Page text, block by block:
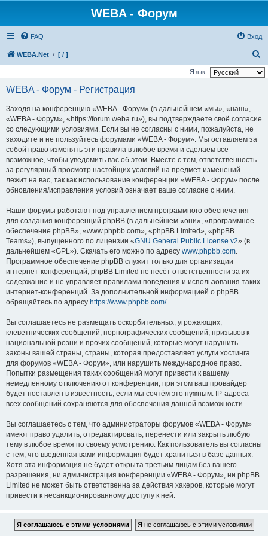
WEBA - Форум
FAQ Вход
WEBA.Net [ / ]
о
Язык:
WEBA - Форум - Регистрация
Заходя на конференцию «WEBA - Форум» (в дальнейшем «мы», «наш»,
«WEBA - Форум», «https://forum.weba.ru»), вы подтверждаете своё согласие
со следующими условиями. Если вы не согласны с ними, пожалуйста, не
заходите и не пользуйтесь форумами «WEBA - Форум». Мы оставляем за
собой право изменять эти правила в любое время и сделаем всё
возможное, чтобы уведомить вас об этом. Вместе с тем, ответственность
за регулярный просмотр настойщих условий на предмет изменений
лежит на вас, так как использование конференции «WEBA - Форум» после
обновления/исправления условий означает ваше согласие с ними.
Наши форумы работают под управлением программного обеспечения
для создания конференций phpBB (в дальнейшем «они», «программное
обеспечение phpBB», «www.phpbb.com», «phpBB Limited», «phpBB
Teams»), выпущенного по лицензии «GNU General Public License v2» (в
дальнейшем «GPL»). Скачать его можно по адресу www.phpbb.com.
Программное обеспечение phpBB служит только для организации
интернет-конференций; phpBB Limited не несёт ответственности за их
содержание и не управляет правилами поведения и использования таких
интернет-конференций. За дополнительной информацией о phpBB
обращайтесь по адресу https://www.phpbb.com/.
Вы соглашаетесь не размещать оскорбительных, угрожающих,
клеветнических сообщений, порнографических сообщений, призывов к
национальной розни и прочих сообщений, которые могут нарушить
законы вашей страны, страны, которая предоставляет услуги хостинга
для форумов «WEBA - Форум», или нарушить международное право.
Попытки размещения таких сообщений могут привести к вашему
немедленному отключению от конференции, при этом ваш провайдер
будет поставлен в известность, если мы сочтём это нужным. IP-адреса
всех сообщений сохраняются для обеспечения данной возможности.
Вы соглашаетесь с тем, что администраторы форумов «WEBA - Форум»
имеют право удалить, отредактировать, перенести или закрыть любую
тему в любое время по своему усмотрению. Как пользователь вы согласны
с тем, что введённая вами информация будет храниться в базе данных.
Хотя эта информация не будет открыта третьим лицам без вашего
разрешения, ни администрация конференции «WEBA - Форум», ни phpBB
Limited не может быть ответственна за действия хакеров, которые могут
привести к несанкционированному доступу к ней.